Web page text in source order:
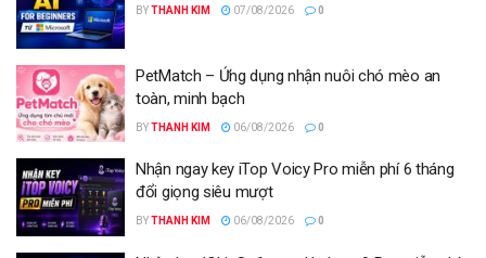
BYTHANH KIM 07/08/2026 0
PetMatch – Ứng dụng nhận nuôi chó mèo an
toàn, minh bạch
BYTHANH KIM 06/08/2026 0
Nhận ngay key iTop Voicy Pro miễn phí 6 tháng
đổi giọng siêu mượt
BYTHANH KIM 06/08/2026 0